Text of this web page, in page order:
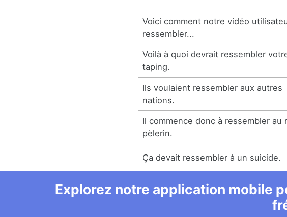
Voici comment notre vidéo
ressembler...
Voilà à quoi devrait ressembler
taping.
Ils voulaient ressembler aux autres
nations.
Il commence donc à ressembler au
pèlerin.
Ça devait ressembler à un suicide.
Explorez notre application mobile